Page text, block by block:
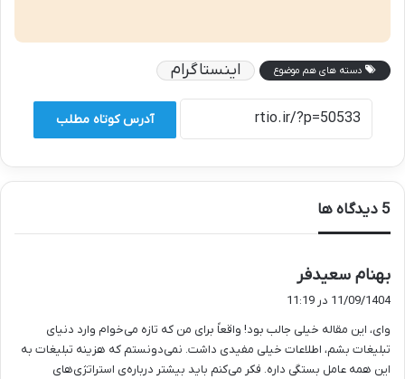
دسته های هم موضوع اینستاگرام
آدرس کوتاه مطلب
‫5 دیدگاه ها
بهنام سعیدفر
ف
:
11/09/1404 در 11:19
وای، این مقاله خیلی جالب بود! واقعاً برای من که تازه می‌خوام وارد دنیای
تبلیغات بشم، اطلاعات خیلی مفیدی داشت. نمی‌دونستم که هزینه تبلیغات به
این همه عامل بستگی داره. فکر می‌کنم باید بیشتر درباره‌ی استراتژی‌های